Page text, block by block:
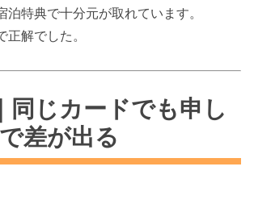
泊特典で十分元が取れています。
解でした。
同じカードでも申し
差が出る